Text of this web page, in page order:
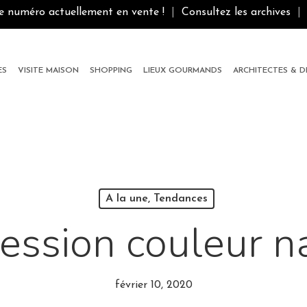
numéro actuellement en vente ! Consultez les archives
VISITE MAISON SHOPPING LIEUX GOURMANDS ARCHITECTES &
A la une, Tendances
couleur
février 10, 2020